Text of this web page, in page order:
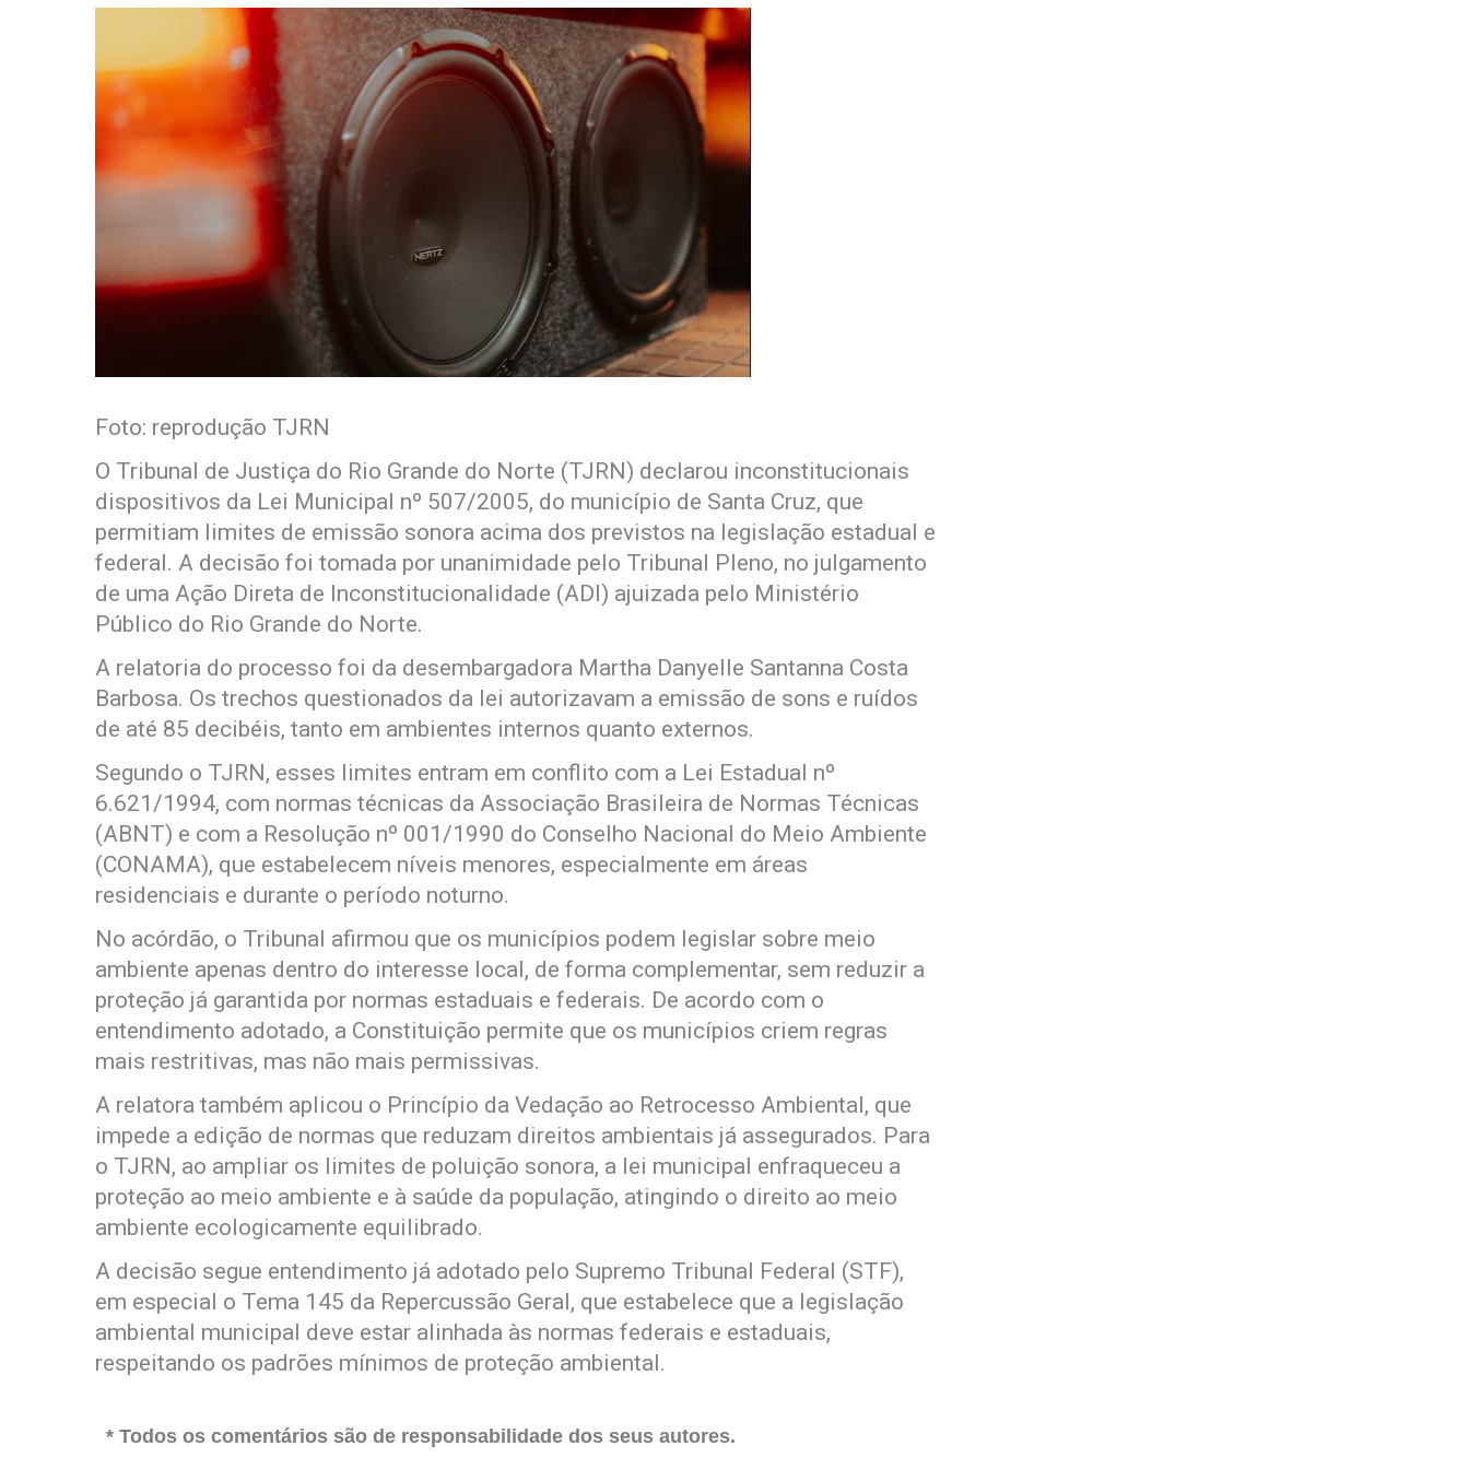
Foto: reprodução TJRN
O Tribunal de Justiça do Rio Grande do Norte (TJRN) declarou inconstitucionais
dispositivos da Lei Municipal nº 507/2005, do município de Santa Cruz, que
permitiam limites de emissão sonora acima dos previstos na legislação estadual e
federal. A decisão foi tomada por unanimidade pelo Tribunal Pleno, no julgamento
de uma Ação Direta de Inconstitucionalidade (ADI) ajuizada pelo Ministério
Público do Rio Grande do Norte.
A relatoria do processo foi da desembargadora Martha Danyelle Santanna Costa
Barbosa. Os trechos questionados da lei autorizavam a emissão de sons e ruídos
de até 85 decibéis, tanto em ambientes internos quanto externos.
Segundo o TJRN, esses limites entram em conflito com a Lei Estadual nº
6.621/1994, com normas técnicas da Associação Brasileira de Normas Técnicas
(ABNT) e com a Resolução nº 001/1990 do Conselho Nacional do Meio Ambiente
(CONAMA), que estabelecem níveis menores, especialmente em áreas
residenciais e durante o período noturno.
No acórdão, o Tribunal afirmou que os municípios podem legislar sobre meio
ambiente apenas dentro do interesse local, de forma complementar, sem reduzir a
proteção já garantida por normas estaduais e federais. De acordo com o
entendimento adotado, a Constituição permite que os municípios criem regras
mais restritivas, mas não mais permissivas.
A relatora também aplicou o Princípio da Vedação ao Retrocesso Ambiental, que
impede a edição de normas que reduzam direitos ambientais já assegurados. Para
o TJRN, ao ampliar os limites de poluição sonora, a lei municipal enfraqueceu a
proteção ao meio ambiente e à saúde da população, atingindo o direito ao meio
ambiente ecologicamente equilibrado.
A decisão segue entendimento já adotado pelo Supremo Tribunal Federal (STF),
em especial o Tema 145 da Repercussão Geral, que estabelece que a legislação
ambiental municipal deve estar alinhada às normas federais e estaduais,
respeitando os padrões mínimos de proteção ambiental.
* Todos os comentários são de responsabilidade dos seus autores.